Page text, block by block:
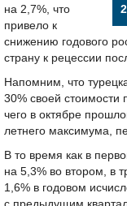
на 2,7%, что
привело к
снижению годового
страну к рецессии
Напомним, что
30% своей
чего в октябре
летнего максимума,
В то время как в
на 5,3% во втором, в
1,6% в годовом